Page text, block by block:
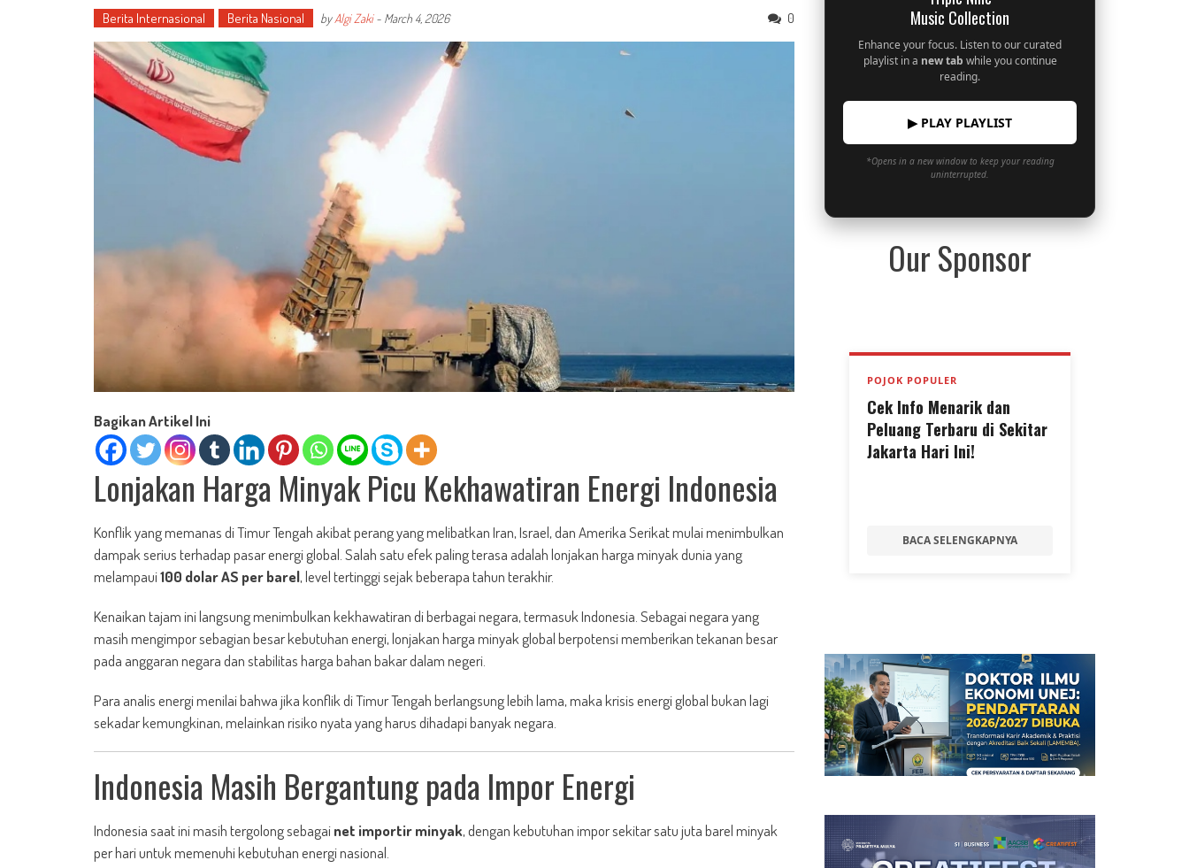
Berita Internasional Berita Nasional byAlgi Zaki- March 4, 2026 0
Bagikan Artikel Ini
Lonjakan Harga Minyak Picu Kekhawatiran Energi Indonesia
Konflik yang memanas di Timur Tengah akibat perang yang melibatkanIran,Israel, danAmerika Serikatmulai menimbulkan
dampak serius terhadap pasar energi global. Salah satu efek paling terasa adalah lonjakan harga minyak dunia yang
melampaui100 dolar AS per barel, level tertinggi sejak beberapa tahun terakhir.
Kenaikan tajam ini langsung menimbulkan kekhawatiran di berbagai negara, termasuk Indonesia. Sebagai negara yang
masih mengimpor sebagian besar kebutuhan energi, lonjakan harga minyak global berpotensi memberikan tekanan besar
pada anggaran negara dan stabilitas harga bahan bakar dalam negeri.
Para analis energi menilai bahwa jika konflik di Timur Tengah berlangsung lebih lama, maka krisis energi global bukan lagi
sekadar kemungkinan, melainkan risiko nyata yang harus dihadapi banyak negara.
Indonesia Masih Bergantung pada Impor Energi
Indonesia saat ini masih tergolong sebagainet importir minyak, dengan kebutuhan impor sekitar satu juta barel minyak
per hari untuk memenuhi kebutuhan energi nasional.
Music Collection
Enhance your focus. Listen to our curated
playlist in a new tab while you continue
reading.
▶ PLAY PLAYLIST
*Opens in a new window to keep your reading
uninterrupted.
Our Sponsor
POJOK POPULER
Cek Info Menarik dan
Peluang Terbaru di Sekitar
Jakarta Hari Ini!
BACA SELENGKAPNYA